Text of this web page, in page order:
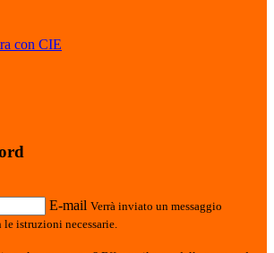
con CIE
E-mail Verrà inviato un messaggio
istruzioni necessarie.